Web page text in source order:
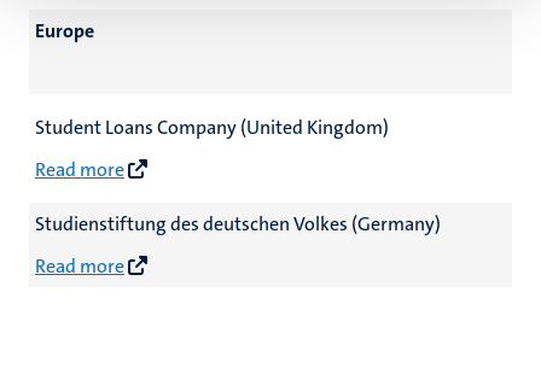
Europe
Student Loans Company (United Kingdom)
Read more
Studienstiftung des deutschen Volkes (Germany)
Read more